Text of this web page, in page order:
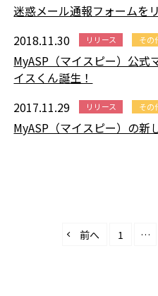
迷惑メール通報フォームを
2018.11.30
リリース その
MyASP（マイスピー）公式
イスくん誕生！
2017.11.29
リリース その
MyASP（マイスピー）の新
前へ 1 …